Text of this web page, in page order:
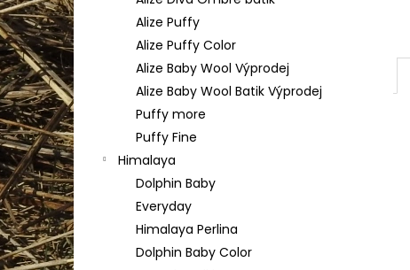
l
Alize Puffy
Alize Puffy Color
Alize Baby Wool Výprodej
Alize Baby Wool Batik Výprodej
Puffy more
Puffy Fine
Himalaya
Dolphin Baby
Everyday
Himalaya Perlina
Dolphin Baby Color
YARNART FLOWERS 274
200 Kč